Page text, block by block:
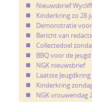
Nieuwsbrief
Kinderkring zo 28
Demonstratie
Bericht van
Collectedoel
BBQ voor de jeugd
NGK nieuwsbrief
Laatste
Kinderkring
NGK vrouwendag